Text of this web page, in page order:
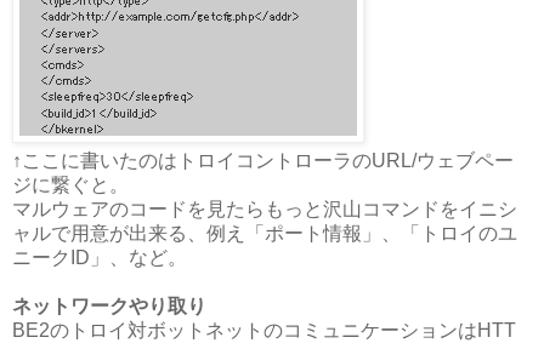
↑ここに書いたのはトロイコントローラのURL/ウェブペー
ジに繋ぐと。
マルウェアのコードを見たらもっと沢山コマンドをイニシ
ャルで用意が出来る、例え「ポート情報」、「トロイのユ
ニークID」、など。
ネットワークやり取り
BE2のトロイ対ボットネットのコミュニケーションはHTT